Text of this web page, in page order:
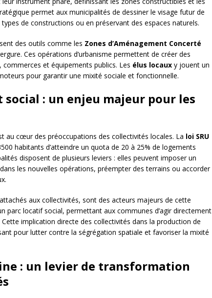
permet aux municipalités de dessiner le visage futur de
de constructions ou en préservant des espaces naturels.
des outils comme les Zones d’Aménagement Concerté
Ces opérations d’urbanisme permettent de créer des
et équipements publics. Les élus locaux y jouent un
pour garantir une mixité sociale et fonctionnelle.
social : un enjeu majeur pour les
au cœur des préoccupations des collectivités locales. La loi SRU
habitants d’atteindre un quota de 20 à 25% de logements
disposent de plusieurs leviers : elles peuvent imposer un
les nouvelles opérations, préempter des terrains ou accorder
aux collectivités, sont des acteurs majeurs de cette
parc locatif social, permettant aux communes d’agir directement
implication directe des collectivités dans la production de
pour lutter contre la ségrégation spatiale et favoriser la mixité
: un levier de transformation